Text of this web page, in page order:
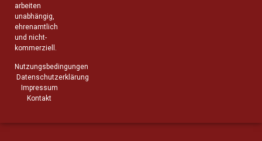
arbeiten
unabhängig,
ehrenamtlich
und nicht-
kommerziell.
Nutzungsbedingungen
Datenschutzerklärung
Impressum
Kontakt